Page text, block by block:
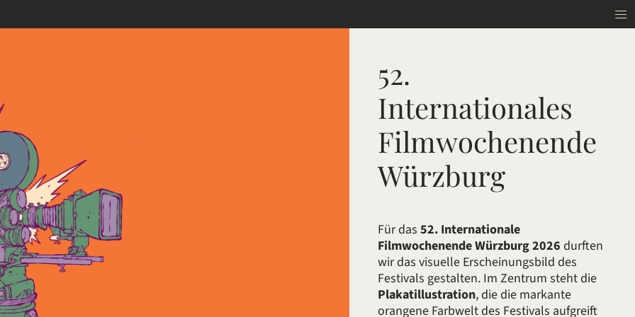
52.
Internationales
Film­wochen­ende
Würzburg
Für das 52. Internationale
Filmwochenende Würzburg2026 durften
wir das visuelle Erscheinungsbild des
Festivals gestalten. Im Zentrum steht die
Plakatillustration, die die markante
orangene Farbwelt des Festivals aufgreift